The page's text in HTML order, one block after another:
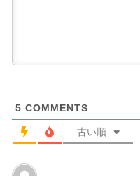
5 COMMENTS
古い順